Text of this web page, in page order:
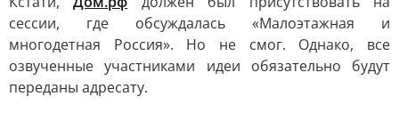
сессии, где обсуждалась «Малоэтажная и
многодетная Россия». Но не смог. Однако, все
озвученные участниками идеи обязательно будут
переданы адресату.